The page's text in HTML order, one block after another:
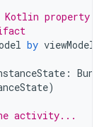
property
by viewModels
:
)
activity...